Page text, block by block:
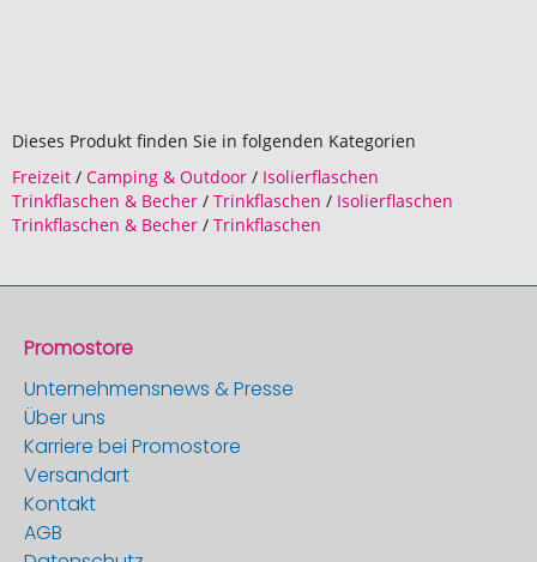
Dieses Produkt finden Sie in folgenden Kategorien
Freizeit / Camping & Outdoor / Isolierflaschen
Trinkflaschen & Becher / Trinkflaschen / Isolierflaschen
Trinkflaschen & Becher / Trinkflaschen
Promostore
Unternehmensnews & Presse
Über uns
Karriere bei Promostore
Versandart
Kontakt
AGB